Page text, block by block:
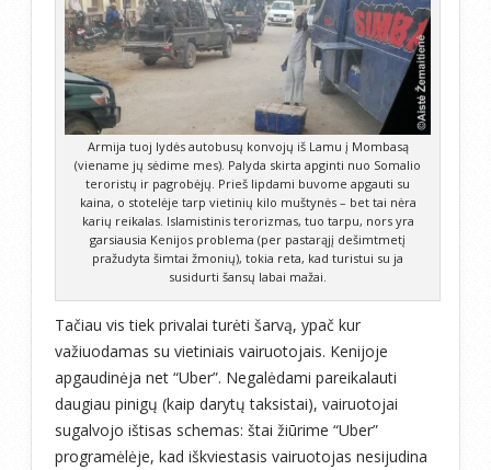
Armija tuoj lydės autobusų konvojų iš Lamu į Mombasą
(viename jų sėdime mes). Palyda skirta apginti nuo Somalio
teroristų ir pagrobėjų. Prieš lipdami buvome apgauti su
kaina, o stotelėje tarp vietinių kilo muštynės – bet tai nėra
karių reikalas. Islamistinis terorizmas, tuo tarpu, nors yra
garsiausia Kenijos problema (per pastarąjį dešimtmetį
pražudyta šimtai žmonių), tokia reta, kad turistui su ja
susidurti šansų labai mažai.
Tačiau vis tiek privalai turėti šarvą, ypač kur
važiuodamas su vietiniais vairuotojais. Kenijoje
apgaudinėja net “Uber”. Negalėdami pareikalauti
daugiau pinigų (kaip darytų taksistai), vairuotojai
sugalvojo ištisas schemas: štai žiūrime “Uber”
programėlėje, kad iškviestasis vairuotojas nesijudina